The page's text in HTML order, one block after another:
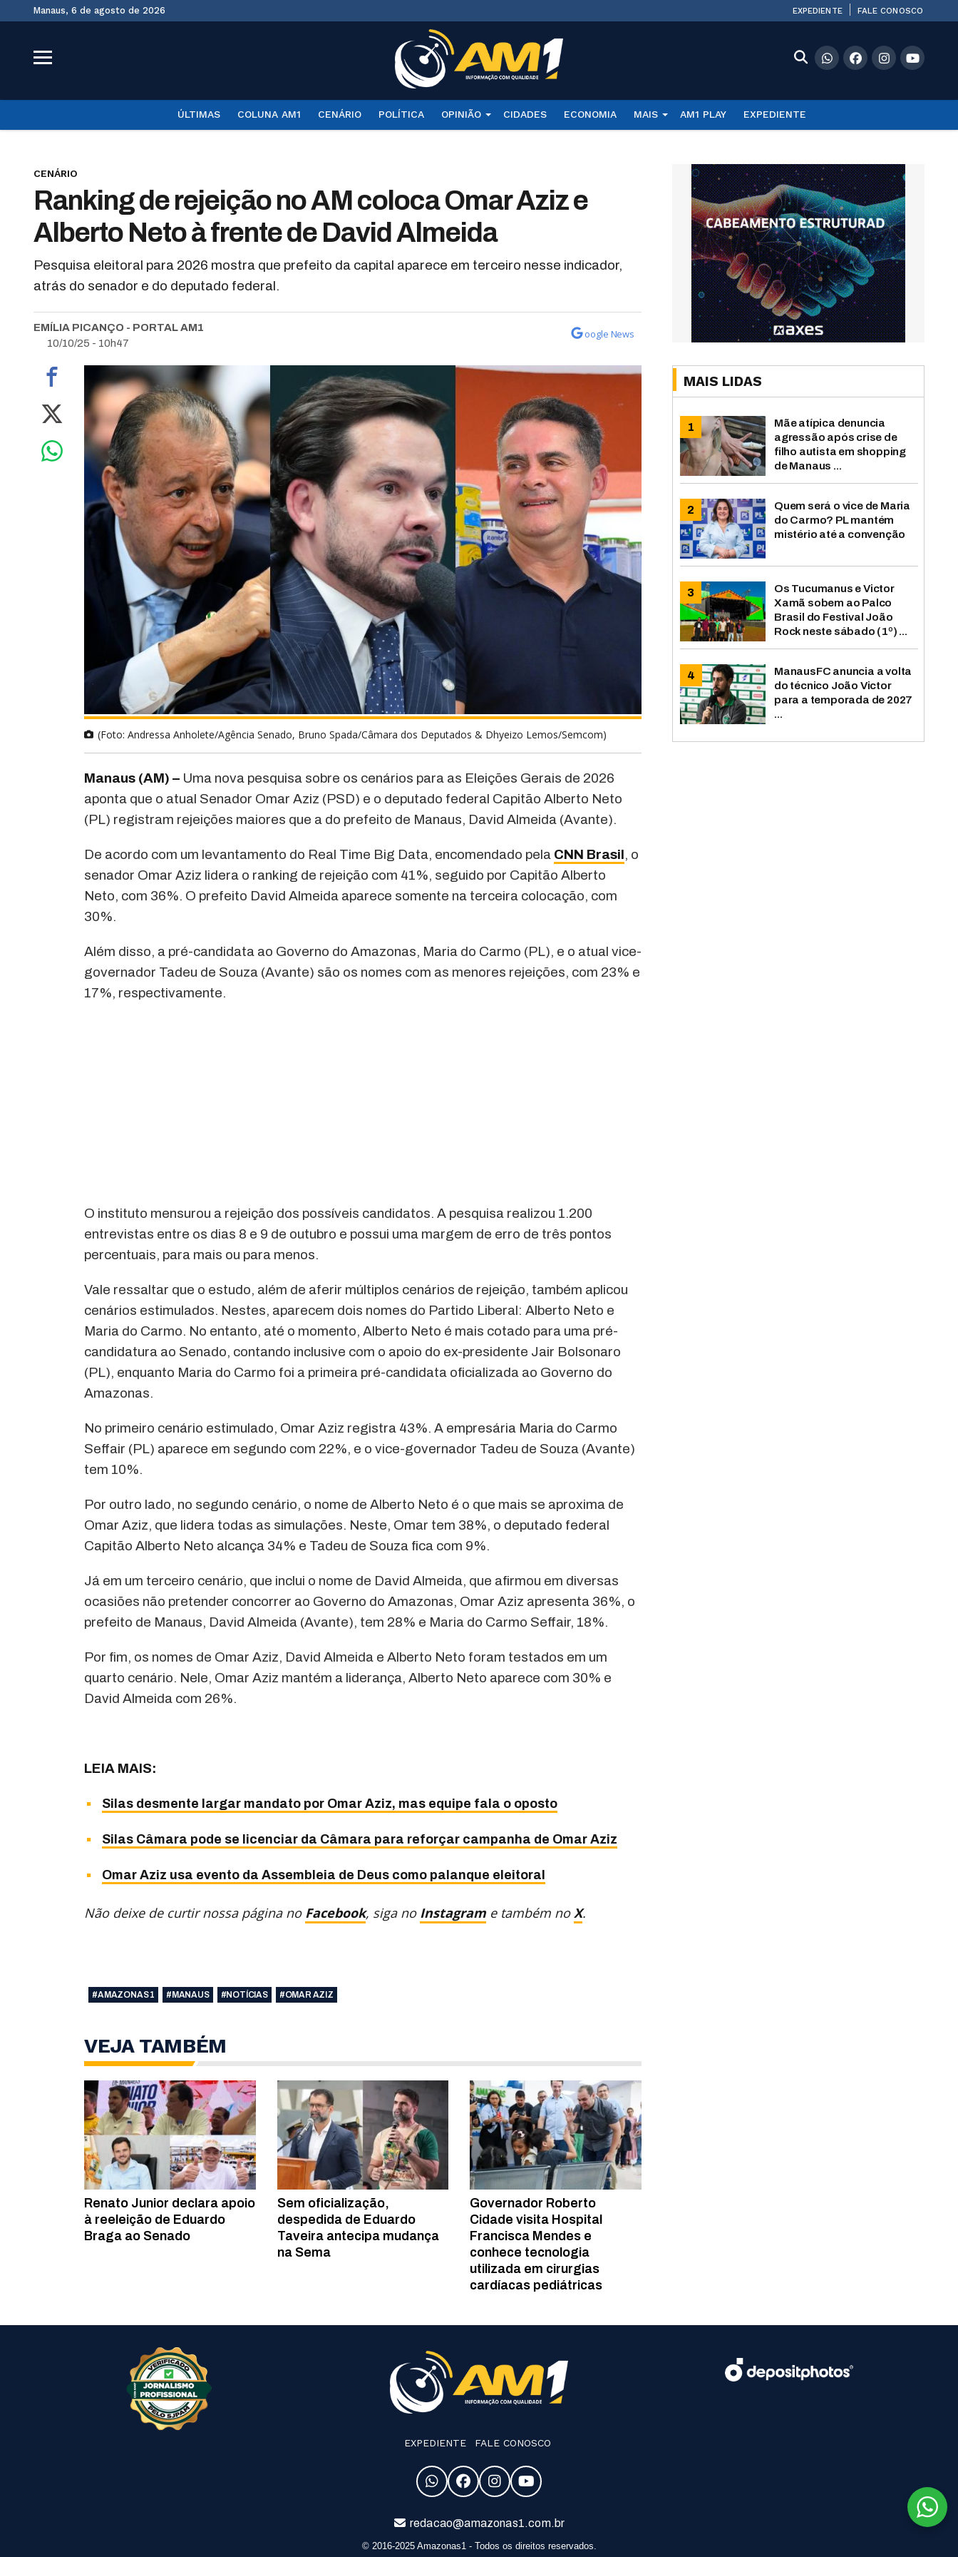
Manaus, 6 de agosto de 2026 EXPEDIENTE FALE CONOSCO
ÚLTIMAS COLUNA AM1 CENÁRIO POLÍTICA OPINIÃO CIDADES ECONOMIA MAIS AM1 PLAY EXPEDIENTE
CENÁRIO
Ranking de rejeição no AM coloca Omar Aziz e
Alberto Neto à frente de David Almeida
Pesquisa eleitoral para 2026 mostra que prefeito da capital aparece em terceiro nesse indicador,
atrás do senador e do deputado federal.
EMÍLIA PICANÇO - PORTAL AM1
10/10/25 - 10h47
oogle News
(Foto: Andressa Anholete/Agência Senado, Bruno Spada/Câmara dos Deputados & Dhyeizo Lemos/Semcom)
Manaus (AM) – Uma nova pesquisa sobre os cenários para as Eleições Gerais de 2026
aponta que o atual Senador Omar Aziz (PSD) e o deputado federal Capitão Alberto Neto
(PL) registram rejeições maiores que a do prefeito de Manaus, David Almeida (Avante).
De acordo com um levantamento do Real Time Big Data, encomendado pela CNN Brasil, o
senador Omar Aziz lidera o ranking de rejeição com 41%, seguido por Capitão Alberto
Neto, com 36%. O prefeito David Almeida aparece somente na terceira colocação, com
30%.
Além disso, a pré-candidata ao Governo do Amazonas, Maria do Carmo (PL), e o atual vice-
governador Tadeu de Souza (Avante) são os nomes com as menores rejeições, com 23% e
17%, respectivamente.
O instituto mensurou a rejeição dos possíveis candidatos. A pesquisa realizou 1.200
entrevistas entre os dias 8 e 9 de outubro e possui uma margem de erro de três pontos
percentuais, para mais ou para menos.
Vale ressaltar que o estudo, além de aferir múltiplos cenários de rejeição, também aplicou
cenários estimulados. Nestes, aparecem dois nomes do Partido Liberal: Alberto Neto e
Maria do Carmo. No entanto, até o momento, Alberto Neto é mais cotado para uma pré-
candidatura ao Senado, contando inclusive com o apoio do ex-presidente Jair Bolsonaro
(PL), enquanto Maria do Carmo foi a primeira pré-candidata oficializada ao Governo do
Amazonas.
No primeiro cenário estimulado, Omar Aziz registra 43%. A empresária Maria do Carmo
Seffair (PL) aparece em segundo com 22%, e o vice-governador Tadeu de Souza (Avante)
tem 10%.
Por outro lado, no segundo cenário, o nome de Alberto Neto é o que mais se aproxima de
Omar Aziz, que lidera todas as simulações. Neste, Omar tem 38%, o deputado federal
Capitão Alberto Neto alcança 34% e Tadeu de Souza fica com 9%.
Já em um terceiro cenário, que inclui o nome de David Almeida, que afirmou em diversas
ocasiões não pretender concorrer ao Governo do Amazonas, Omar Aziz apresenta 36%, o
prefeito de Manaus, David Almeida (Avante), tem 28% e Maria do Carmo Seffair, 18%.
Por fim, os nomes de Omar Aziz, David Almeida e Alberto Neto foram testados em um
quarto cenário. Nele, Omar Aziz mantém a liderança, Alberto Neto aparece com 30% e
David Almeida com 26%.
LEIA MAIS:
Silas desmente largar mandato por Omar Aziz, mas equipe fala o oposto
Silas Câmara pode se licenciar da Câmara para reforçar campanha de Omar Aziz
Omar Aziz usa evento da Assembleia de Deus como palanque eleitoral
Não deixe de curtir nossa página no Facebook, siga no Instagram e também no X.
#AMAZONAS 1 #MANAUS #NOTÍCIAS #OMAR AZIZ
VEJA TAMBÉM
Renato Junior declara apoio
à reeleição de Eduardo
Braga ao Senado
Sem oficialização,
despedida de Eduardo
Taveira antecipa mudança
na Sema
Governador Roberto
Cidade visita Hospital
Francisca Mendes e
conhece tecnologia
utilizada em cirurgias
cardíacas pediátricas
MAIS LIDAS
Mãe atípica denuncia
agressão após crise de
filho autista em shopping
de Manaus ...
Quem será o vice de Maria
do Carmo? PL mantém
mistério até a convenção
Os Tucumanus e Victor
Xamã sobem ao Palco
Brasil do Festival João
Rock neste sábado (1º) ...
ManausFC anuncia a volta
do técnico João Victor
para a temporada de 2027
...
EXPEDIENTE FALE CONOSCO
redacao@amazonas1.com.br
© 2016-2025 Amazonas1 - Todos os direitos reservados.